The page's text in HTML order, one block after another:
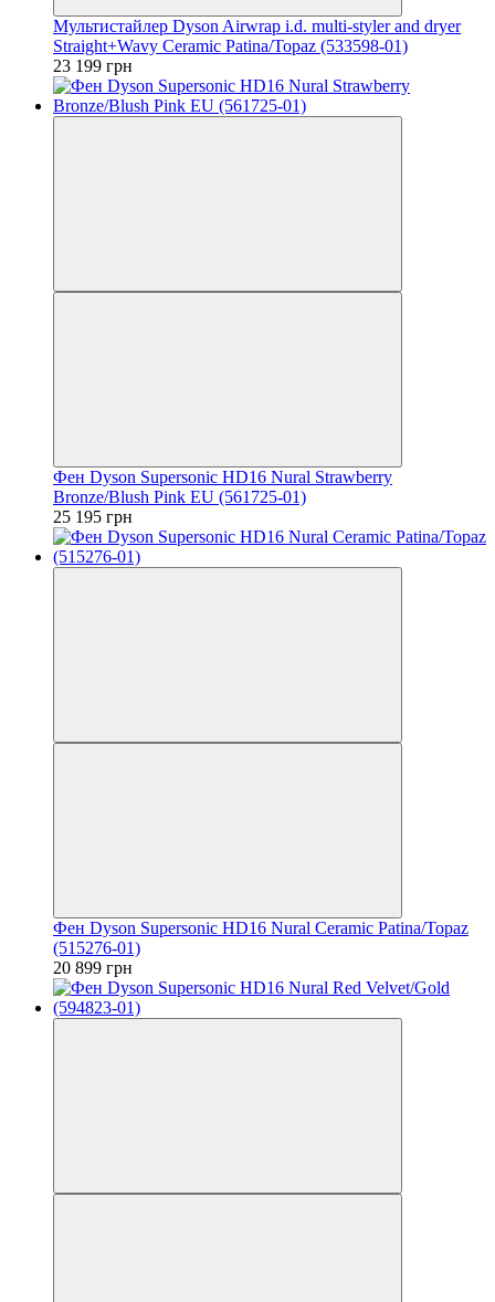
Мультистайлер Dyson Airwrap i.d. multi-styler and dryer
Straight+Wavy Ceramic Patina/Topaz (533598-01)
23 199 грн
Фен Dyson Supersonic HD16 Nural Strawberry
Bronze/Blush Pink EU (561725-01)
25 195 грн
Фен Dyson Supersonic HD16 Nural Ceramic Patina/Topaz
(515276-01)
20 899 грн